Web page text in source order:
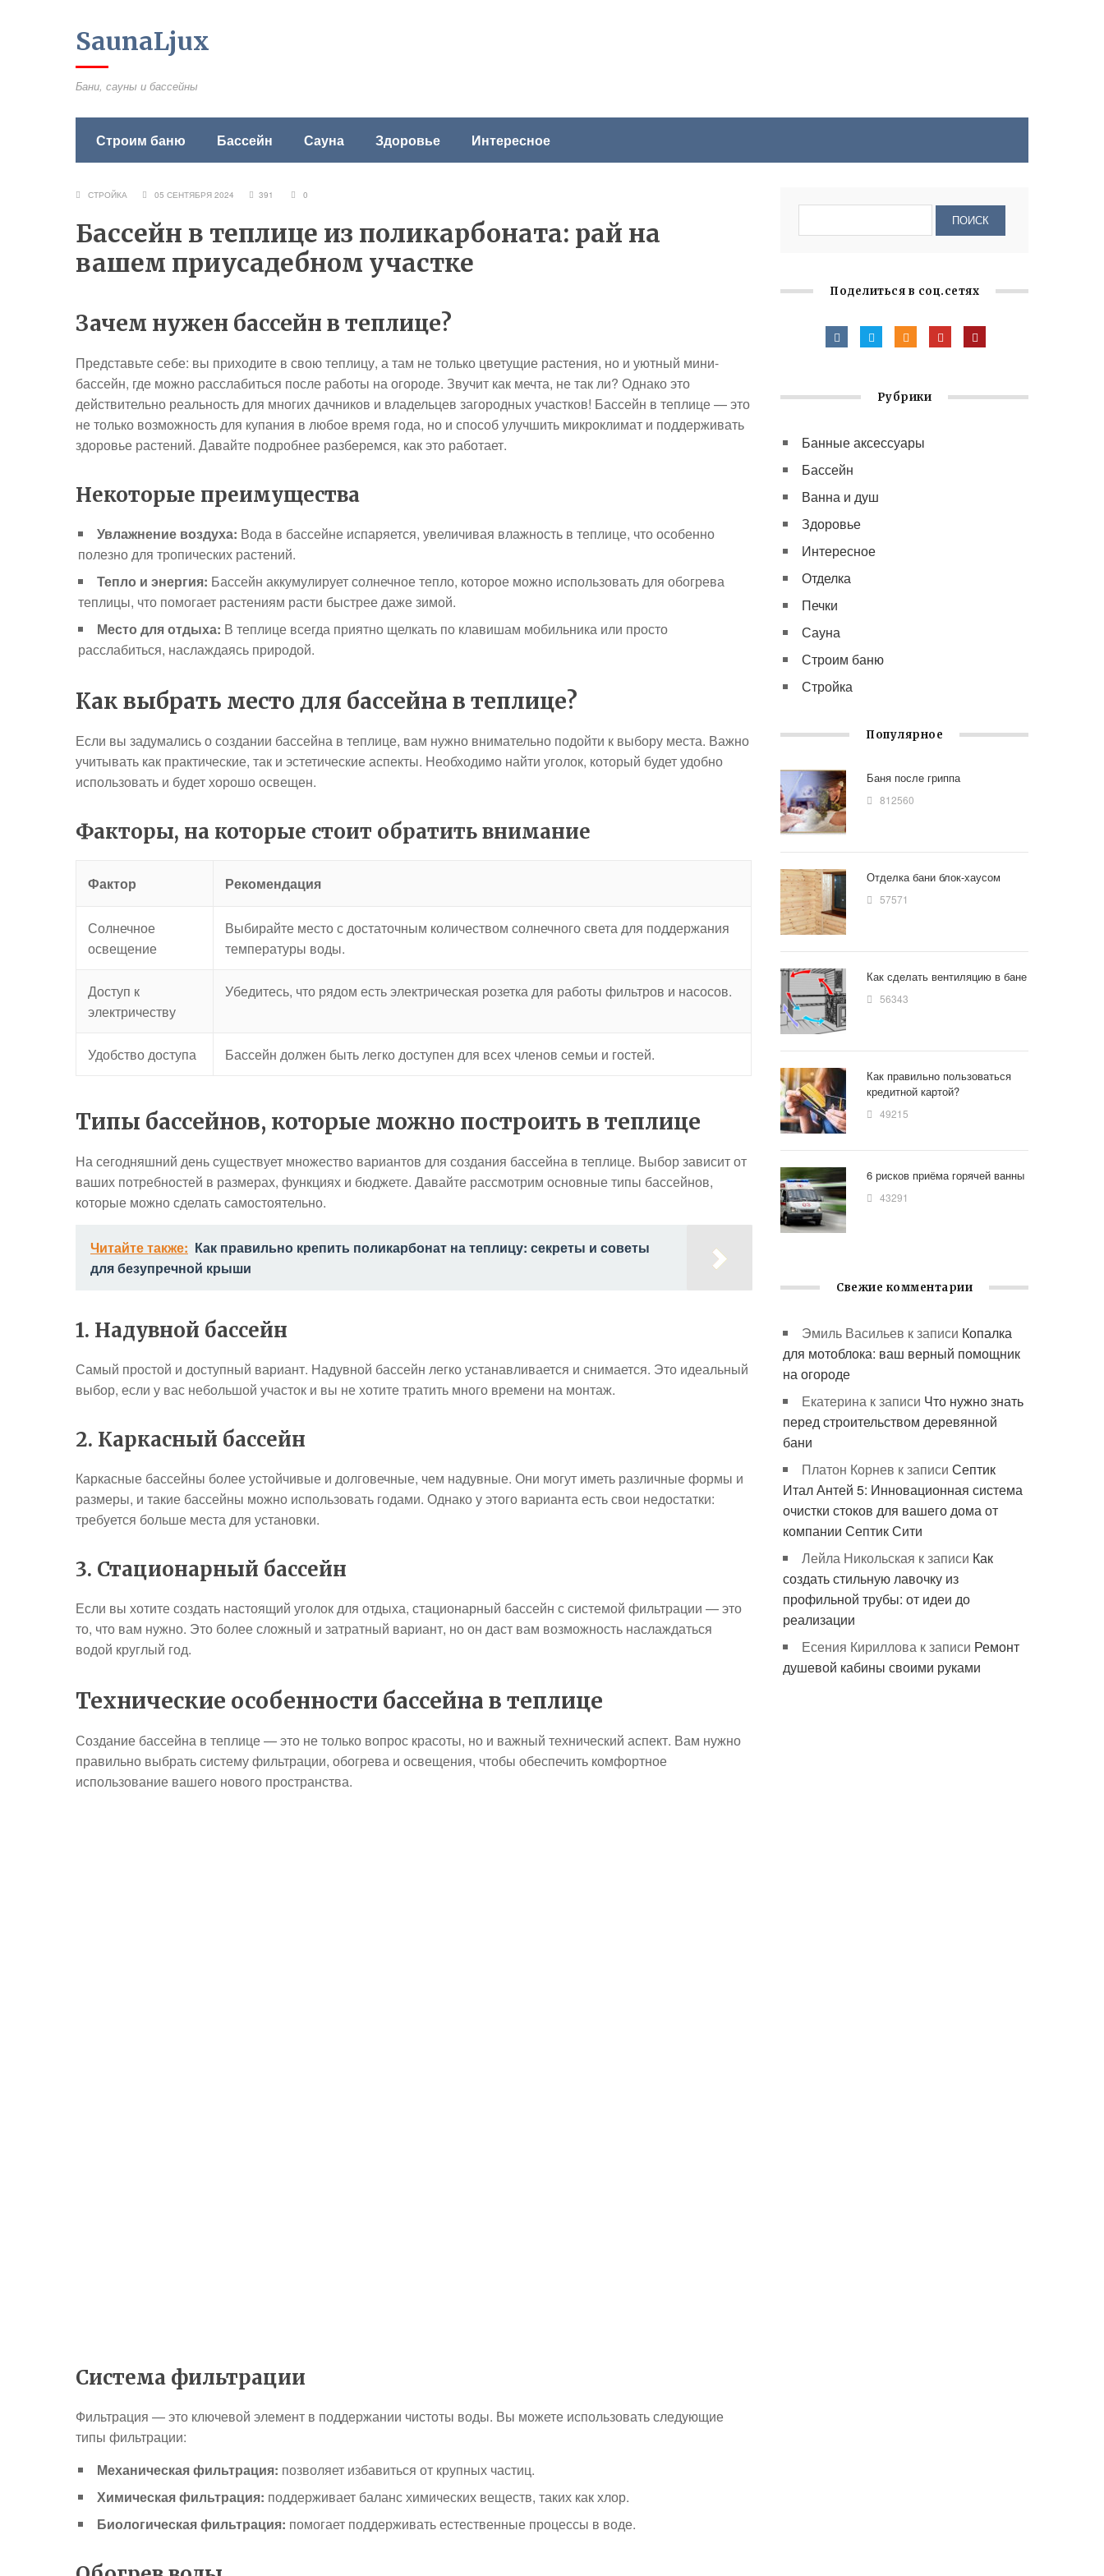
SaunaLjux
Бани, сауны и бассейны
Строим баню Бассейн Сауна Здоровье Интересное
СТРОЙКА 05 СЕНТЯБРЯ 2024 391 0
Бассейн в теплице из поликарбоната: рай на
вашем приусадебном участке
Зачем нужен бассейн в теплице?
Представьте себе: вы приходите в свою теплицу, а там не только цветущие растения, но и уютный мини-
бассейн, где можно расслабиться после работы на огороде. Звучит как мечта, не так ли? Однако это
действительно реальность для многих дачников и владельцев загородных участков! Бассейн в теплице — это
не только возможность для купания в любое время года, но и способ улучшить микроклимат и поддерживать
здоровье растений. Давайте подробнее разберемся, как это работает.
Некоторые преимущества
Увлажнение воздуха: Вода в бассейне испаряется, увеличивая влажность в теплице, что особенно
полезно для тропических растений.
Тепло и энергия: Бассейн аккумулирует солнечное тепло, которое можно использовать для обогрева
теплицы, что помогает растениям расти быстрее даже зимой.
Место для отдыха: В теплице всегда приятно щелкать по клавишам мобильника или просто
расслабиться, наслаждаясь природой.
Как выбрать место для бассейна в теплице?
Если вы задумались о создании бассейна в теплице, вам нужно внимательно подойти к выбору места. Важно
учитывать как практические, так и эстетические аспекты. Необходимо найти уголок, который будет удобно
использовать и будет хорошо освещен.
Факторы, на которые стоит обратить внимание
Фактор Рекомендация
Солнечное
освещение
Выбирайте место с достаточным количеством солнечного света для поддержания
температуры воды.
Доступ к
электричеству
Убедитесь, что рядом есть электрическая розетка для работы фильтров и насосов.
Удобство доступа Бассейн должен быть легко доступен для всех членов семьи и гостей.
Типы бассейнов, которые можно построить в теплице
На сегодняшний день существует множество вариантов для создания бассейна в теплице. Выбор зависит от
ваших потребностей в размерах, функциях и бюджете. Давайте рассмотрим основные типы бассейнов,
которые можно сделать самостоятельно.
Читайте также: Как правильно крепить поликарбонат на теплицу: секреты и советы
для безупречной крыши
1. Надувной бассейн
Самый простой и доступный вариант. Надувной бассейн легко устанавливается и снимается. Это идеальный
выбор, если у вас небольшой участок и вы не хотите тратить много времени на монтаж.
2. Каркасный бассейн
Каркасные бассейны более устойчивые и долговечные, чем надувные. Они могут иметь различные формы и
размеры, и такие бассейны можно использовать годами. Однако у этого варианта есть свои недостатки:
требуется больше места для установки.
3. Стационарный бассейн
Если вы хотите создать настоящий уголок для отдыха, стационарный бассейн с системой фильтрации — это
то, что вам нужно. Это более сложный и затратный вариант, но он даст вам возможность наслаждаться
водой круглый год.
Технические особенности бассейна в теплице
Создание бассейна в теплице — это не только вопрос красоты, но и важный технический аспект. Вам нужно
правильно выбрать систему фильтрации, обогрева и освещения, чтобы обеспечить комфортное
использование вашего нового пространства.
Система фильтрации
Фильтрация — это ключевой элемент в поддержании чистоты воды. Вы можете использовать следующие
типы фильтрации:
Механическая фильтрация: позволяет избавиться от крупных частиц.
Химическая фильтрация: поддерживает баланс химических веществ, таких как хлор.
Биологическая фильтрация: помогает поддерживать естественные процессы в воде.
Поделиться в соц.сетях
Рубрики
Банные аксессуары
Бассейн
Ванна и душ
Здоровье
Интересное
Отделка
Печки
Сауна
Строим баню
Стройка
Популярное
Баня после гриппа
812560
Отделка бани блок-хаусом
57571
Как сделать вентиляцию в бане
56343
Как правильно пользоваться
кредитной картой?
49215
6 рисков приёма горячей ванны
43291
Свежие комментарии
Эмиль Васильев к записи Копалка
для мотоблока: ваш верный помощник
на огороде
Екатерина к записи Что нужно знать
перед строительством деревянной
бани
Платон Корнев к записиСептик
Итал Антей 5: Инновационная система
очистки стоков для вашего дома от
компании Септик Сити
Лейла Никольская к записи Как
создать стильную лавочку из
профильной трубы: от идеи до
реализации
Есения Кириллова к записи Ремонт
душевой кабины своими руками